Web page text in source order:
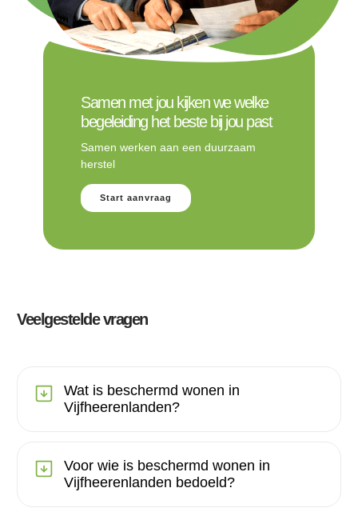
Samen met jou kijken we welke
begeleiding het beste bij jou past
Samen werken aan een duurzaam
herstel
Start aanvraag
Veelgestelde vragen
Wat is beschermd wonen in
Vijfheerenlanden?
Voor wie is beschermd wonen in
Vijfheerenlanden bedoeld?